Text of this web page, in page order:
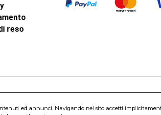
reso
Registro delle Imprese di Roma REA: RM-535144
ed annunci. Navigando nel sito accetti